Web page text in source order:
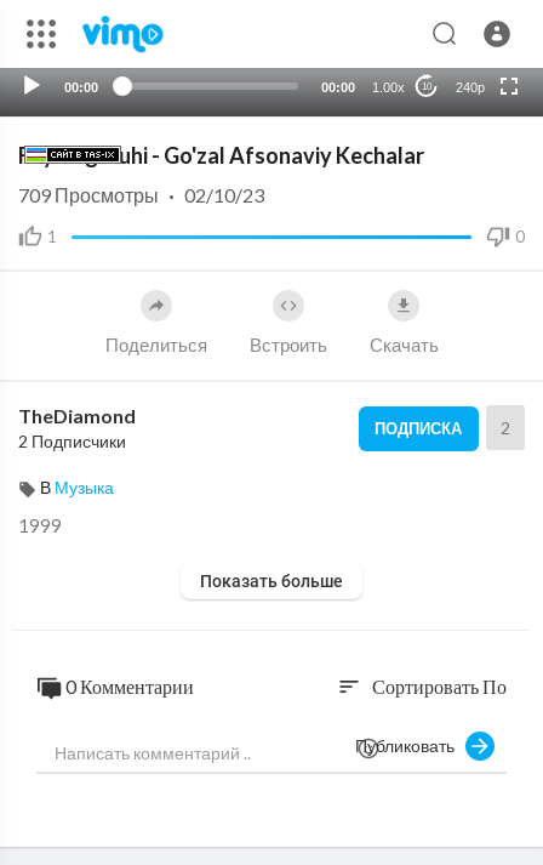
00:00 00:00 1.00x 10 240p
720p
Fayod guruhi - Go'zal Afsonaviy Kechalar
1 0
709 Просмотры · 02/10/23
Поделиться Встроить Скачать
TheDiamond
2 Подписчики
ПОДПИСКА 2
В Музыка
1999
Показать больше
0 Комментарии sort Сортировать По
Публиковать